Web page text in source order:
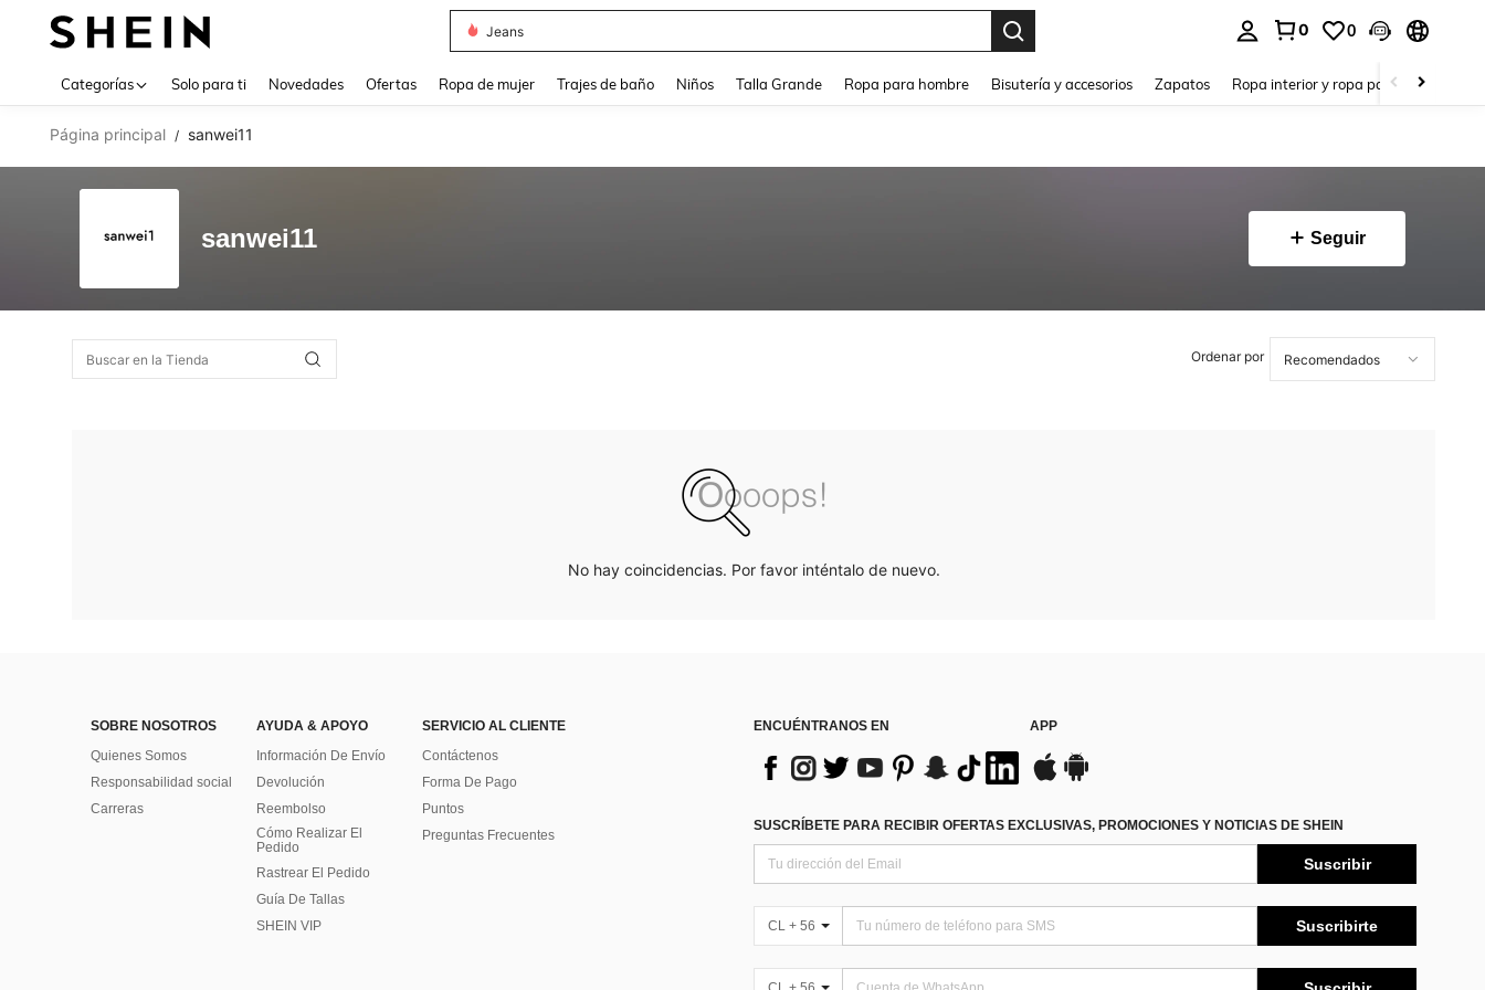
Jeans
0 0
Categorías Solo para ti Novedades Ofertas Ropa de mujer Trajes de baño Niños Talla Grande Ropa para hombre Bisutería y accesorios Zapatos Ropa interior y ropa para dormir
Página principal / sanwei11
sanwei11 Seguir
Ordenar por
No hay coincidencias. Por favor inténtalo de nuevo.
SOBRE NOSOTROS
Quienes Somos
Responsabilidad social
Carreras
AYUDA & APOYO
Información De Envío
Devolución
Reembolso
Cómo Realizar El
Pedido
Rastrear El Pedido
Guía De Tallas
SHEIN VIP
SERVICIO AL CLIENTE
Contáctenos
Forma De Pago
Puntos
Preguntas Frecuentes
ENCUÉNTRANOS EN APP
SUSCRÍBETE PARA RECIBIR OFERTAS EXCLUSIVAS, PROMOCIONES Y NOTICIAS DE SHEIN
Suscribir
CL + 56 Suscribirte